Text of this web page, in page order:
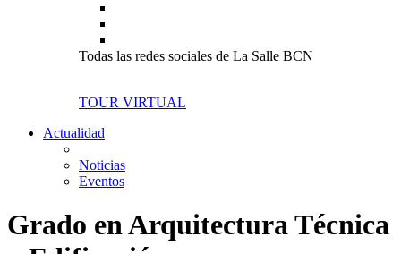
Todas las redes sociales de La Salle BCN
TOUR VIRTUAL
Actualidad
Noticias
Eventos
Grado en Arquitectura Técnica